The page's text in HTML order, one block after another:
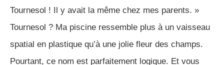
Tournesol ! Il y avait la même chez mes parents. »
Tournesol ? Ma piscine ressemble plus à un vaisseau
spatial en plastique qu’à une jolie fleur des champs.
Pourtant, ce nom est parfaitement logique. Et vous